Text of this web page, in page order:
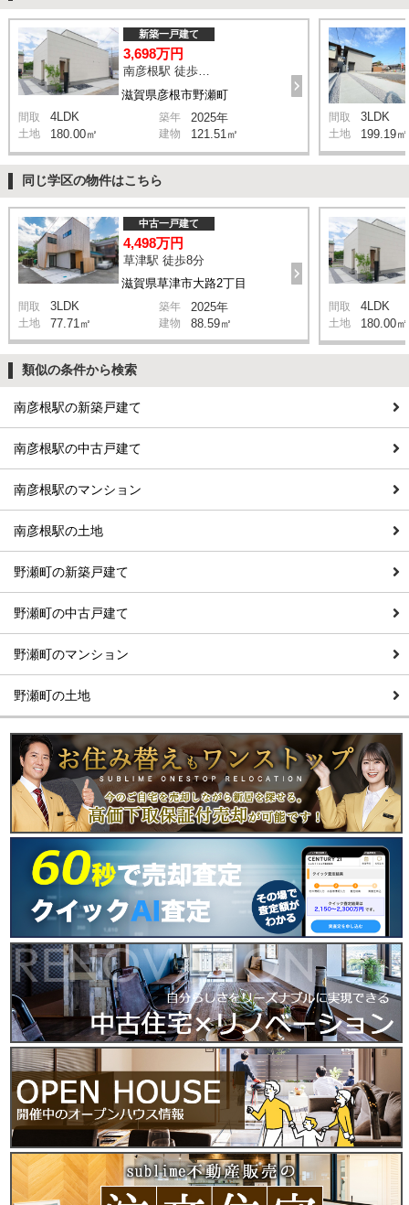
滋賀県彦根市野瀬町
新築一戸建て
3,698万円
南彦根駅 徒歩25分
間取 4LDK 築年 2025年
土地 180.00㎡ 建物 121.51㎡
間取 3LDK
土地 199.19㎡
同じ学区の物件はこちら
滋賀県草津市大路2丁目
中古一戸建て
4,498万円
草津駅 徒歩8分
間取 3LDK 築年 2025年
土地 77.71㎡ 建物 88.59㎡
間取 4LDK
土地 180.00㎡
類似の条件から検索
南彦根駅の新築戸建て
南彦根駅の中古戸建て
南彦根駅のマンション
南彦根駅の土地
野瀬町の新築戸建て
野瀬町の中古戸建て
野瀬町のマンション
野瀬町の土地